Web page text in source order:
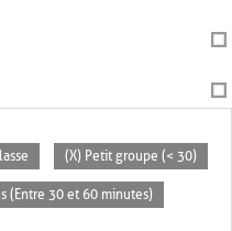
(X) Petit groupe (< 30)
(Entre 30 et 60 minutes)